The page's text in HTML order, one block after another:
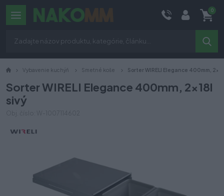
0
Vybavenie kuchýň Smetné koše Sorter WIRELI Elegance 400mm,
Sorter WIRELI Elegance 400mm, 2x18l
sivý